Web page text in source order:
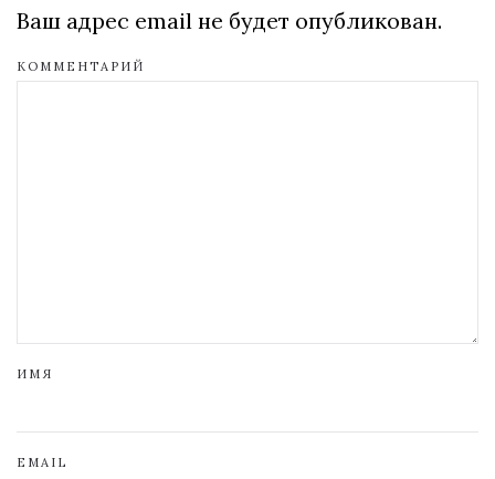
Ваш адрес email не будет опубликован.
КОММЕНТАРИЙ
ИМЯ
EMAIL